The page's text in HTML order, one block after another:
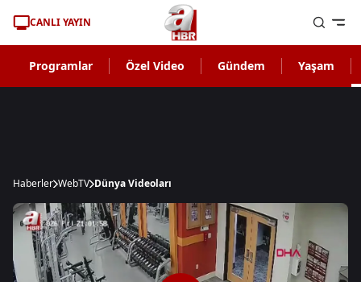
CANLI YAYIN
Programlar Özel Video Gündem Yaşam
Haberler WebTV Dünya Videoları